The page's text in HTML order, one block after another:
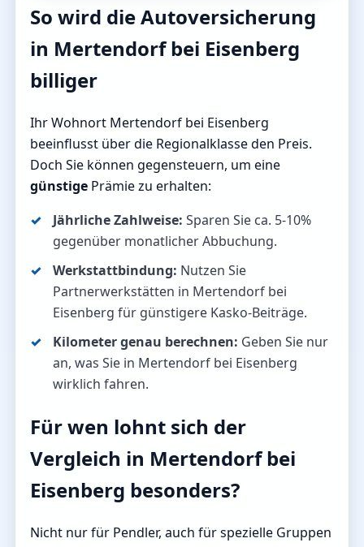
So wird die Autoversicherung
in Mertendorf bei Eisenberg
billiger
Ihr Wohnort Mertendorf bei Eisenberg
beeinflusst über die Regionalklasse den Preis.
Doch Sie können gegensteuern, um eine
günstige Prämie zu erhalten:
Jährliche Zahlweise: Sparen Sie ca. 5-10%
gegenüber monatlicher Abbuchung.
Werkstattbindung: Nutzen Sie
Partnerwerkstätten in Mertendorf bei
Eisenberg für günstigere Kasko-Beiträge.
Kilometer genau berechnen: Geben Sie nur
an, was Sie in Mertendorf bei Eisenberg
wirklich fahren.
Für wen lohnt sich der
Vergleich in Mertendorf bei
Eisenberg besonders?
Nicht nur für Pendler, auch für spezielle Gruppen